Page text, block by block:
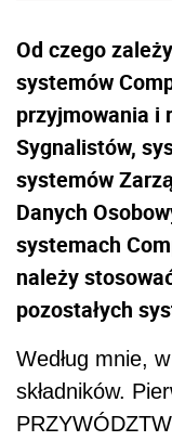
Od czego
systemów
przyjmowania i
Sygnalistów,
systemów
Danych
systemach
należy
pozostałych
Według mnie,
składników.